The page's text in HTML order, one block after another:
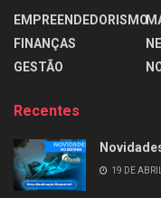
EMPREENDEDORISMO
FINANÇAS
GESTÃO
Recentes
19 DE